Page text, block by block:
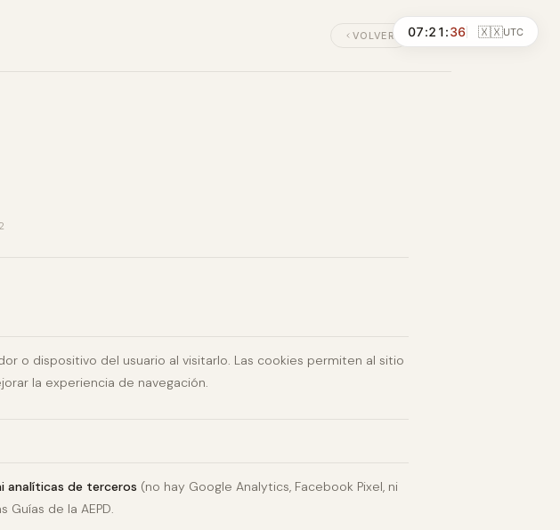
VOLVER
o dispositivo del usuario al visitarlo. Las cookies permiten al sitio
la experiencia de navegación.
analíticas de terceros (no hay Google Analytics, Facebook Pixel, ni
de la AEPD.
07:21:36 🇽🇽UTC